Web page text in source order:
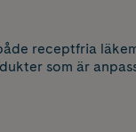
receptfria
som är